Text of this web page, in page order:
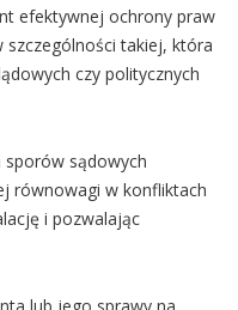
efektywnej ochrony praw
takiej, która
czy politycznych
sądowych
równowagi w konfliktach
i pozwalając
lub jego sprawy na